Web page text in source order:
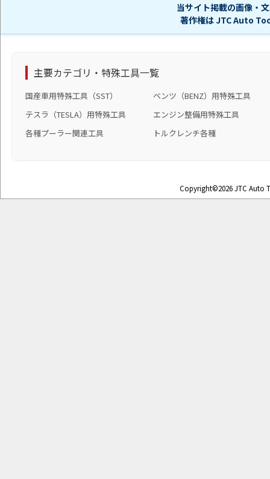
当サイト掲載の画像・
著作権は JTC Auto
主要カテゴリ・特殊工具一覧
国産車用特殊工具（SST）
ベンツ（BENZ）用特殊工具
テスラ（TESLA）用特殊工具
エンジン整備用特殊工具
各種プーラー関連工具
トルクレンチ各種
Copyright©2026 JTC Auto